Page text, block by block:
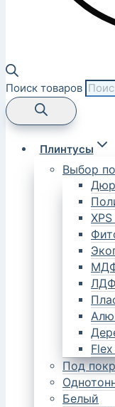
Поиск товаров
Плинтусы
Выбор
ЛДФ
Под
Белый